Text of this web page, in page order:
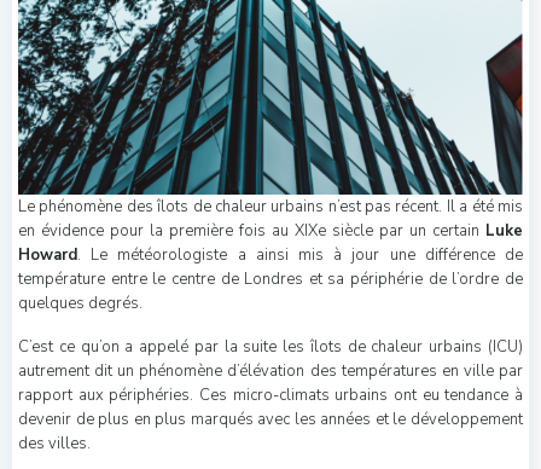
Le phénomène des îlots de chaleur urbains n’est pas récent. Il a été mis
en évidence pour la première fois au XIXe siècle par un certain Luke
Howard. Le météorologiste a ainsi mis à jour une différence de
température entre le centre de Londres et sa périphérie de l’ordre de
quelques degrés.
C’est ce qu’on a appelé par la suite les îlots de chaleur urbains (ICU)
autrement dit un phénomène d’élévation des températures en ville par
rapport aux périphéries. Ces micro-climats urbains ont eu tendance à
devenir de plus en plus marqués avec les années et le développement
des villes.